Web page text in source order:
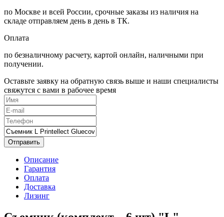
по Москве и всей России, срочные заказы из наличия на
складе отправляем день в день в ТК.
Оплата
по безналичному расчету, картой онлайн, наличными при
получении.
Оставьте заявку на обратную связь выше и наши специалисты
свяжутся с вами в рабочее время
Отправить
Описание
Гарантия
Оплата
Доставка
Лизинг